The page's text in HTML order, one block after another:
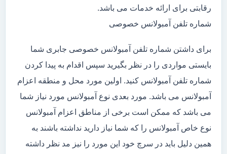
رقابتی برای ارائه خدمات می باشد.
شماره تلفن آمبولانس خصوصی
برای داشتن شماره تلفن آمبولانس خصوصی جابری شما
بایستی مواردی را در نظر بگیرید سپس اقدام به پیدا کردن
شماره تلفن آمبولانس کنید. اولین مورد محل و منطقه اعزام
آمبولانس می باشد. مورد بعدی نوع آمبولانس مورد نیاز شما
می باشد که ممکن است برخی از مناطق اعزام آمبولانس
نوع خاص آمبولانس را که شما نیاز دارید نداشته باشند به
همین دلیل باید در سرچ خود این مورد را نیز مد نظر داشته